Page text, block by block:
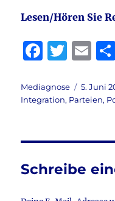
Lesen/Hören Sie
F
c
e
o
o
T
it
te
E
ai
l
Autor
Mediagnose
am
5. Juni
Integration, Parteien,
Schreibe